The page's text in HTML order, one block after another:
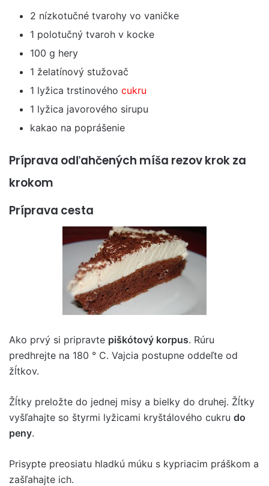
2 nízkotučné tvarohy vo vaničke
1 polotučný tvaroh v kocke
100 g hery
1 želatínový stužovač
1 lyžica trstinového cukru
1 lyžica javorového sirupu
kakao na poprášenie
Príprava odľahčených míša rezov krok za
krokom
Príprava cesta
Ako prvý si pripravte piškótový korpus. Rúru
predhrejte na 180 ° C. Vajcia postupne oddeľte od
žĺtkov.
Žĺtky preložte do jednej misy a bielky do druhej. Žĺtky
vyšľahajte so štyrmi lyžicami kryštálového cukru do
peny.
Prisypte preosiatu hladkú múku s kypriacim práškom a
zašľahajte ich.